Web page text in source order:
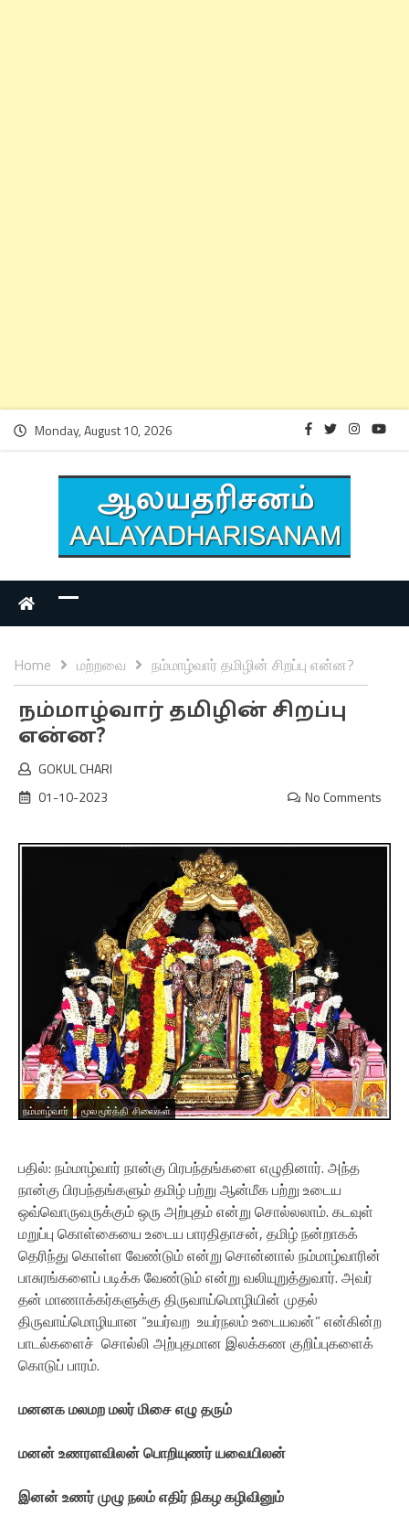
Monday, August 10, 2026
Home மற்றவை நம்மாழ்வார் தமிழின் சிறப்பு என்ன?
நம்மாழ்வார் தமிழின் சிறப்பு
என்ன?
GOKUL CHARI
01-10-2023
No Comments
நம்மாழ்வார் மூல மூர்த்தி சிலைகள்
பதில்: நம்மாழ்வார் நான்கு பிரபந்தங்களை எழுதினார். அந்த
நான்கு பிரபந்தங்களும் தமிழ் பற்று ஆன்மீக பற்று உடைய
ஒவ்வொருவருக்கும் ஒரு அற்புதம் என்று சொல்லலாம். கடவுள்
மறுப்பு கொள்கையை உடைய பாரதிதாசன், தமிழ் நன்றாகக்
தெரிந்து கொள்ள வேண்டும் என்று சொன்னால் நம்மாழ்வாரின்
பாசுரங்களைப் படிக்க வேண்டும் என்று வலியுறுத்துவார். அவர்
தன் மாணாக்கர்களுக்கு திருவாய்மொழியின் முதல்
திருவாய்மொழியான “உயர்வற உயர்நலம் உடையவன்” என்கின்ற
பாடல்களைச் சொல்லி அற்புதமான இலக்கண குறிப்புகளைக்
கொடுப் பாரம்.
மனனக மலமற மலர் மிசை எழு தரும்
மனன் உணரளவிலன் பொறியுணர் யவையிலன்
இனன் உணர் முழு நலம் எதிர் நிகழ கழிவினும்